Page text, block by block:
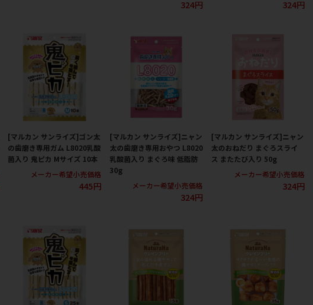
324円 324円
[マルカン サンライズ]ゴン太
の歯磨き専用ガム L8020乳酸
菌入り 鬼ピカ Mサイズ 10本
メーカー希望小売価格
445円
[マルカン サンライズ]ニャン
太の歯磨き専用おやつ L8020
乳酸菌入り まぐろ味 低脂肪
30g
メーカー希望小売価格
324円
[マルカン サンライズ]ニャン
太のおねだり まぐろスライ
ス またたび入り 50g
メーカー希望小売価格
324円